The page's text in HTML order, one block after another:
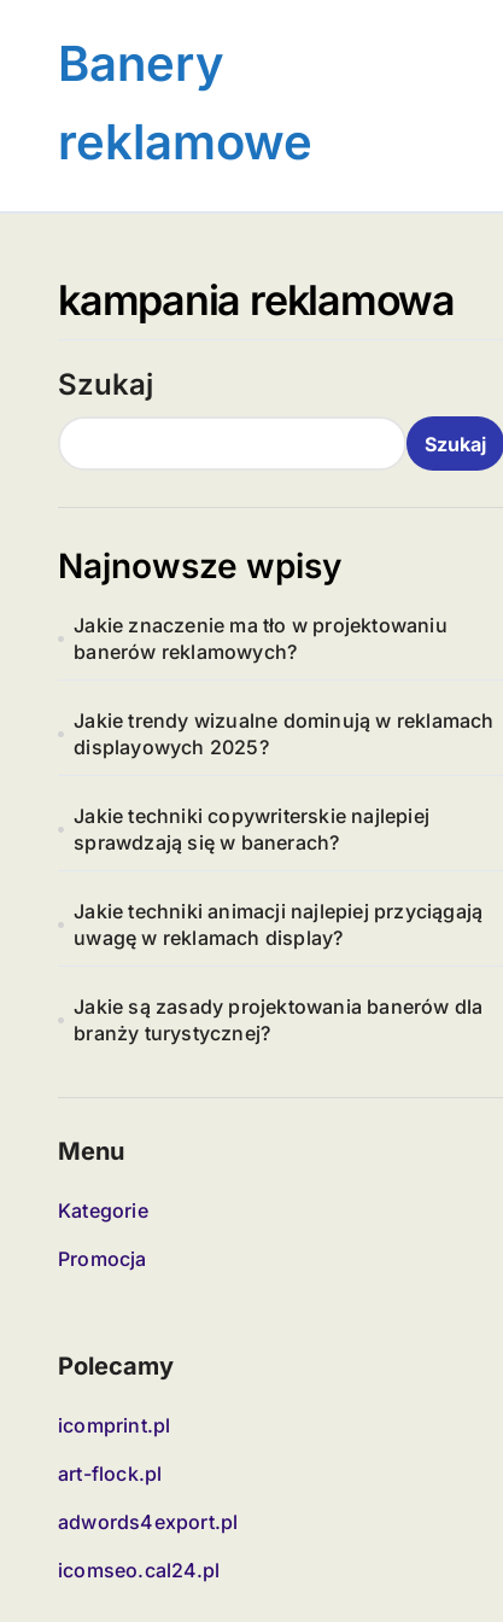
contentBanery
reklamowe
kampania reklamowa
Szukaj
Szukaj
Najnowsze wpisy
Jakie znaczenie ma tło w projektowaniu
banerów reklamowych?
Jakie trendy wizualne dominują w reklamach
displayowych 2025?
Jakie techniki copywriterskie najlepiej
sprawdzają się w banerach?
Jakie techniki animacji najlepiej przyciągają
uwagę w reklamach display?
Jakie są zasady projektowania banerów dla
branży turystycznej?
Menu
Kategorie
Promocja
Polecamy
icomprint.pl
art-flock.pl
adwords4export.pl
icomseo.cal24.pl